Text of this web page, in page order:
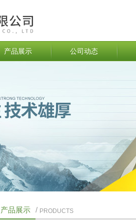
产品展示 公司动态
产品展示 / PRODUCTS